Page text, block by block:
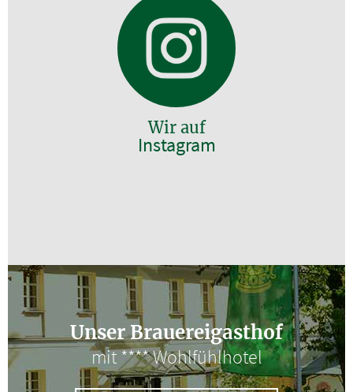
Wir auf
Instagram
Unser Brauereigasthof
mit **** Wohlfühlhotel